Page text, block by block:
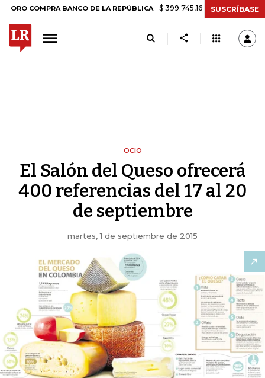
BANCO DE LA REPÚBLICA $ 399.745,16 +$ 2.295,71 +0,58%
SUSCRÍBASE
OCIO
El Salón del Queso ofrecerá
400 referencias del 17 al 20
de septiembre
martes, 1 de septiembre de 2015